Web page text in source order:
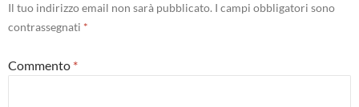
Il tuo indirizzo email non sarà pubblicato. I campi obbligatori sono
contrassegnati *
Commento *